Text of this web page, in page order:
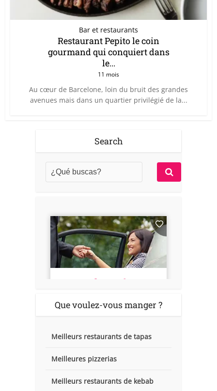
Bar et restaurants
Restaurant Pepito le coin
gourmand qui conquiert dans
le...
11 mois
Au cœur de Barcelone, loin du bruit des grandes
avenues mais dans un quartier privilégié de la...
Search
Que voulez-vous manger ?
Meilleurs restaurants de tapas
Meilleures pizzerias
Meilleurs restaurants de kebab